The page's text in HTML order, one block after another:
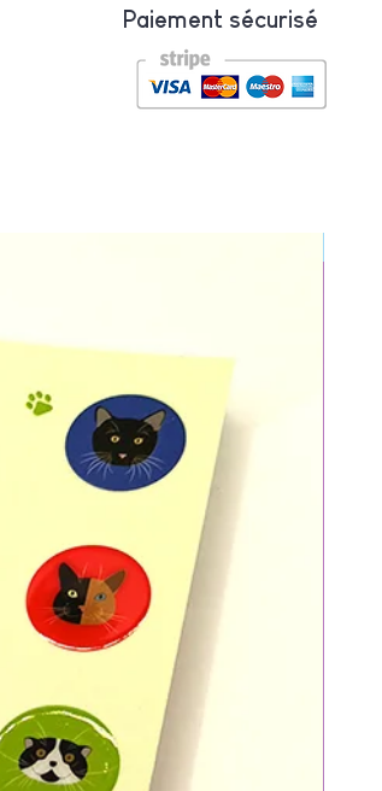
Paiement sécurisé